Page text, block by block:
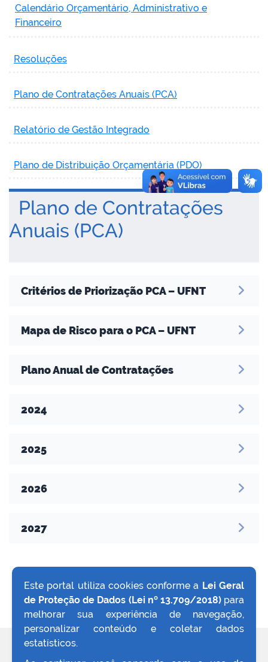
portal
Calendário Orçamentário, Administrativo e
Financeiro
Resoluções
Plano de Contratações Anuais (PCA)
Relatório de Gestão Integrado
Plano de Distribuição Orçamentária (PDO)
Plano de Contratações
Anuais (PCA)
Critérios de Priorização PCA – UFNT
Mapa de Risco para o PCA – UFNT
Plano Anual de Contratações
2024
2025
2026
2027
VOLTAR AO TOPO
Este portal utiliza cookies conforme a Lei Geral
de Proteção de Dados (Lei nº 13.709/2018)para
melhorar sua experiência de navegação,
personalizar conteúdo e coletar dados
estatísticos.